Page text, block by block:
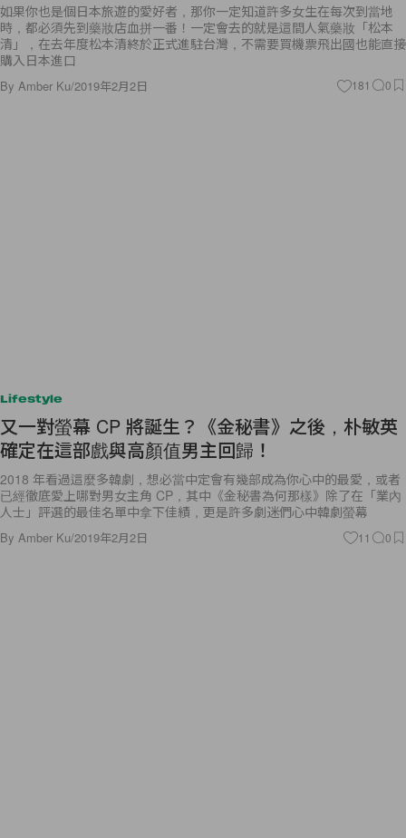
如果你也是個日本旅遊的愛好者，那你一定知道許多女生在每次到當地
時，都必須先到藥妝店血拼一番！一定會去的就是這間人氣藥妝「松本
清」，在去年度松本清終於正式進駐台灣，不需要買機票飛出國也能直接
購入日本進口
By Amber Ku/2019年2月2日 181 0
Lifestyle
又一對螢幕 CP 將誕生？《金秘書》之後，朴敏英
確定在這部戲與高顏值男主回歸！
2018 年看過這麼多韓劇，想必當中定會有幾部成為你心中的最愛，或者
已經徹底愛上哪對男女主角 CP，其中《金秘書為何那樣》除了在「業內
人士」評選的最佳名單中拿下佳績，更是許多劇迷們心中韓劇螢幕
By Amber Ku/2019年2月2日 11 0